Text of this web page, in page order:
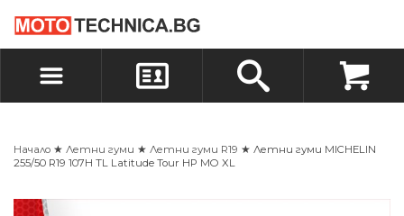
ВХОД
БЪРЗА ПОРЪЧКА ПОРЪЧКА
Начало ★ Летни гуми ★ Летни гуми R19 ★ Летни гуми MICHELIN
255/50 R19 107H TL Latitude Tour HP MO XL